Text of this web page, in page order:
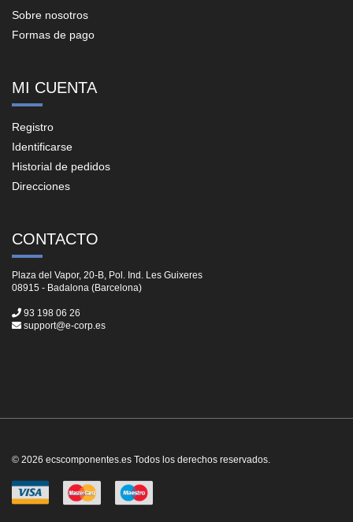
Sobre nosotros
Formas de pago
MI CUENTA
Registro
Identificarse
Historial de pedidos
Direcciones
CONTACTO
Plaza del Vapor, 20-B, Pol. Ind. Les Guixeres
08915 - Badalona (Barcelona)
93 198 06 26
support@e-corp.es
© 2026 ecscomponentes.es Todos los derechos reservados.